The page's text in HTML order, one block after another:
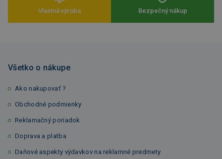
Vlastná výroba Bezpečný nákup
Všetko o nákupe
Ako nakupovať ?
Obchodné podmienky
Reklamačný poriadok
Doprava a platba
Daňové aspekty výdavkov na reklamné predmety